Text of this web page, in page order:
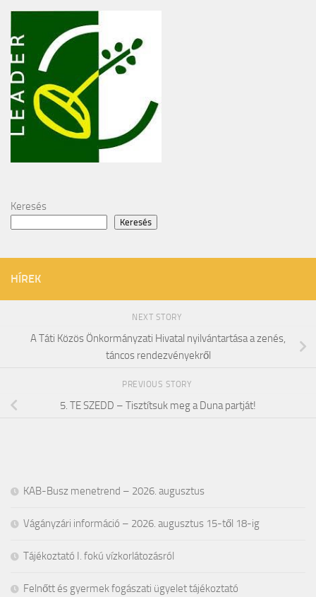
Keresés
Keresés
HÍREK
NEXT STORY
A Táti Közös Önkormányzati Hivatal nyilvántartása a zenés,
táncos rendezvényekről
PREVIOUS STORY
5. TE SZEDD – Tisztítsuk meg a Duna partját!
KAB-Busz menetrend – 2026. augusztus
Vágányzári információ – 2026. augusztus 15-től 18-ig
Tájékoztató I. fokú vízkorlátozásról
Felnőtt és gyermek fogászati ügyelet tájékoztató